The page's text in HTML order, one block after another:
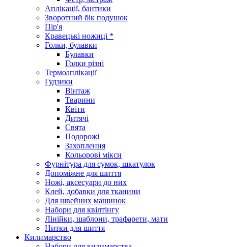
Аплікації, бантики
Зворотний бік подушок
Пір'я
Кравецькі ножиці *
Голки, булавки
Булавки
Голки різні
Термоаплікації
Гудзики
Вінтаж
Тварини
Квіти
Дитячі
Свята
Подорожі
Захоплення
Кольорові мікси
Фурнітура для сумок, шкатулок
Допоміжне для шиття
Ножі, аксесуари до них
Клей, добавки для тканини
Для швейних машинок
Набори для квілтінгу
Лінійки, шаблони, трафарети, мати
Нитки для шиття
Килимарство